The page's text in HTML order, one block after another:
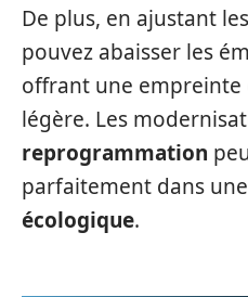
De plus, en ajustant les
pouvez abaisser les
offrant une empreinte
légère. Les
reprogrammation
parfaitement dans
écologique.